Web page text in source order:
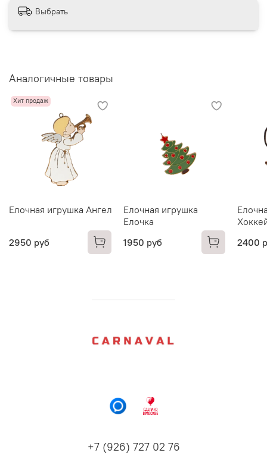
Выбрать
Аналогичные товары
Хит продаж
Елочная игрушка Ангел
2950 руб
Елочная игрушка
Елочка
1950 руб
2400
+7 (926) 727 02 76